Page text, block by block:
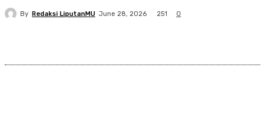
By Redaksi LiputanMU June 28, 2026 251 0